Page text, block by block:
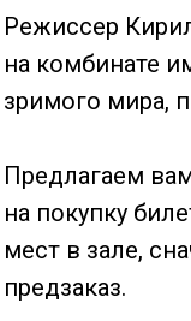
Режиссер
на комбинате
зримого мира,
Предлагаем
на покупку
мест в зале,
предзаказ.